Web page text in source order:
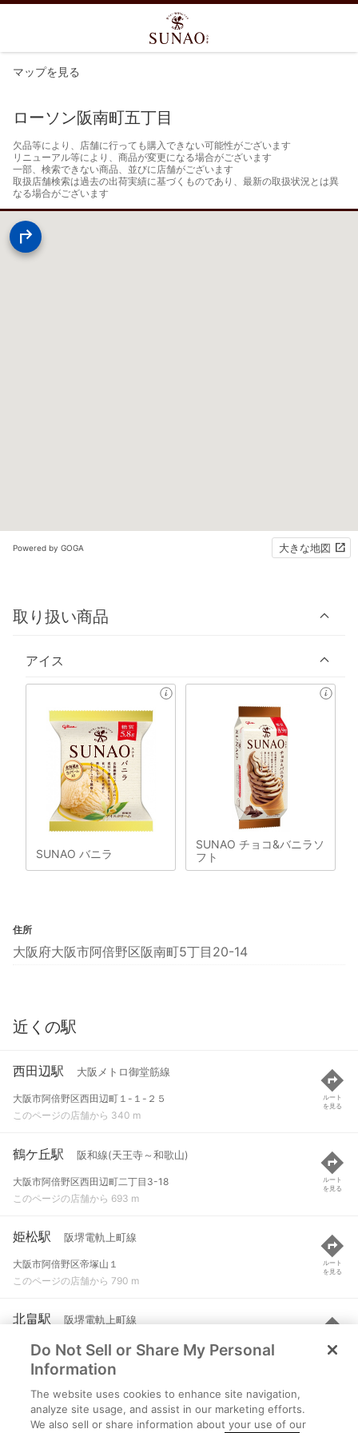
マップを見る
ローソン阪南町五丁目
欠品等により、店舗に行っても購入できない可能性がございます
リニューアル等により、商品が変更になる場合がございます
一部、検索できない商品、並びに店舗がございます
取扱店舗検索は過去の出荷実績に基づくものであり、最新の取扱状況とは異
なる場合がございます
Powered by GOGA 大きな地図
取り扱い商品
アイス
SUNAO バニラ
SUNAO チョコ&バニラソ
フト
住所
大阪府大阪市阿倍野区阪南町5丁目20-14
近くの駅
西田辺駅 大阪メトロ御堂筋線
大阪市阿倍野区西田辺町１-１-２５
このページの店舗から 340 m
ルート
を見る
鶴ケ丘駅 阪和線(天王寺～和歌山)
大阪市阿倍野区西田辺町二丁目3-18
このページの店舗から 693 m
ルート
を見る
姫松駅 阪堺電軌上町線
大阪市阿倍野区帝塚山１
このページの店舗から 790 m
ルート
を見る
北畠駅 阪堺電軌上町線
大阪市阿倍野区北畠中１
このページの店舗から 791 m
ルート
を見る
南田辺駅 阪和線(天王寺～和歌山)
大阪市東住吉区山坂２
Do Not Sell or Share My Personal
Information
The website uses cookies to enhance site navigation,
analyze site usage, and assist in our marketing efforts.
We also sell or share information about your use of our